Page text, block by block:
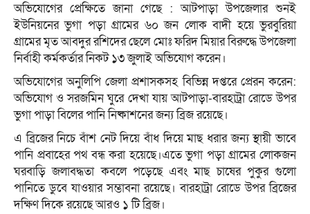
অভিযোগের প্রেক্ষিতে জানা গেছে : আটপাড়া উপজেলার শুনই
ইউনিয়নের ভুগা পড়া গ্রামের ৬০ জন লোক বাদী হয়ে ভুরবুরিয়া
গ্রামের মৃত আবদুর রশিদের ছেলে মোঃ ফরিদ মিয়ার বিরুদ্ধে উপজেলা
নির্বাহী কর্মকর্তার নিকট ১৩ জুলাই অভিযোগ করেন।
অভিযোগের অনুলিপি জেলা প্রশাসকসহ বিভিন্ন দপ্তরে প্রেরন করেন:
অভিযোগ ও সরজমিন ঘুরে দেখা যায় আটপাড়া-বারহাট্রা রোডে উপর
ভুগা পাড়া বিলের পানি নিষ্কাশনের জন্য ব্রিজ রয়েছে।
এ ব্রিজের নিচে বাঁশ নেট দিয়ে বাঁধ দিয়ে মাছ ধরার জন্য স্থায়ী ভাবে
পানি প্রবাহের পথ বন্ধ করা হয়েছে।এতে ভুগা পড়া গ্রামের লোকজন
ঘরবাড়ি জলাবদ্ধতা কবলে পড়েছে এবং মাছ চাষের পুকুর গুলো
পানিতে ডুবে যাওয়ার সম্ভাবনা রয়েছে। বারহাট্রা রোডে উপর ব্রিজের
দক্ষিণ দিকে রয়েছে আরও ১ টি ব্রিজ।